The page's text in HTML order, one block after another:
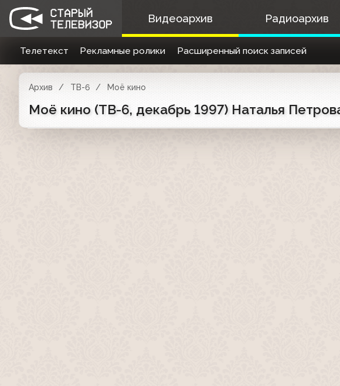
Видеоархив Радиоархив
Телетекст Рекламные ролики Расширенный поиск записей
Архив ТВ-6 Моё кино
Моё кино (ТВ-6, декабрь 1997) Наталья